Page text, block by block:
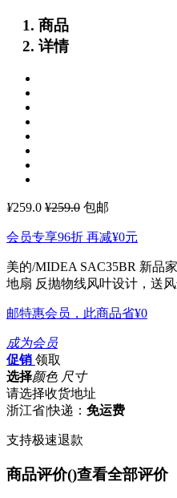
商品
详情
¥259.0 ¥259.0 包邮
会员专享96折 再减¥0元
美的/MIDEA SAC35BR 新品
地扇 反抛物线风叶设计，送
邮特惠会员，此商品省¥0
成为会员
促销 领取
选择颜色 尺寸
请选择收货地址
浙江省|快递： 免运费
支持极速退款
商品评价()查看全部评价